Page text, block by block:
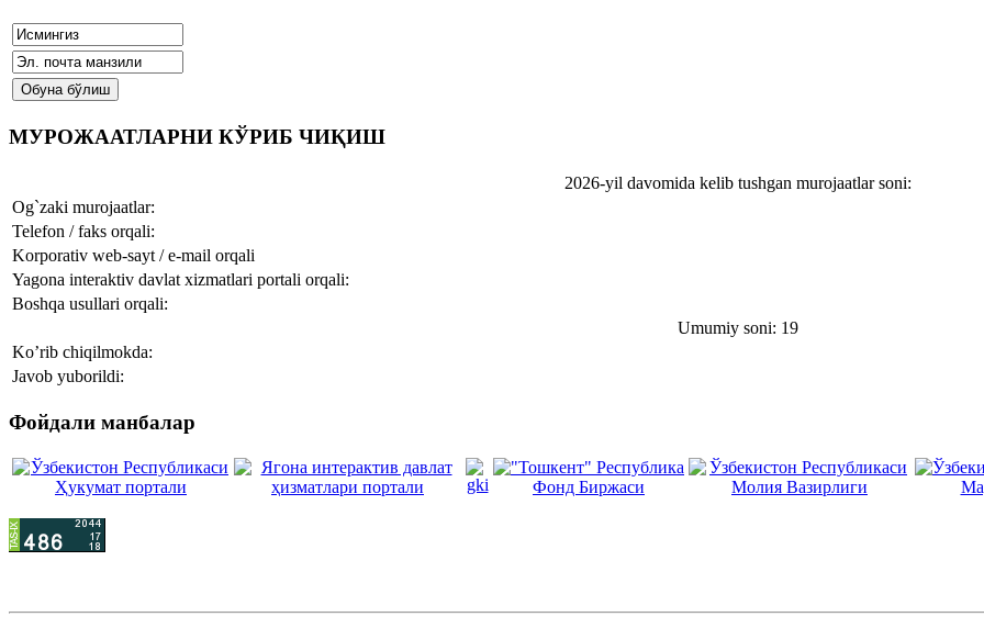
МУРОЖААТЛАРНИ КЎРИБ ЧИҚИШ
2026-yil davomida kelib tushgan murojaatlar soni:
Og`zaki murojaatlar:
Telefon / faks orqali:
Korporativ web-sayt / e-mail orqali
Yagona interaktiv davlat xizmatlari portali orqali:
Boshqa usullari orqali:
Umumiy soni: 19
Ko’rib chiqilmokda:
Javob yuborildi:
Фойдали манбалар